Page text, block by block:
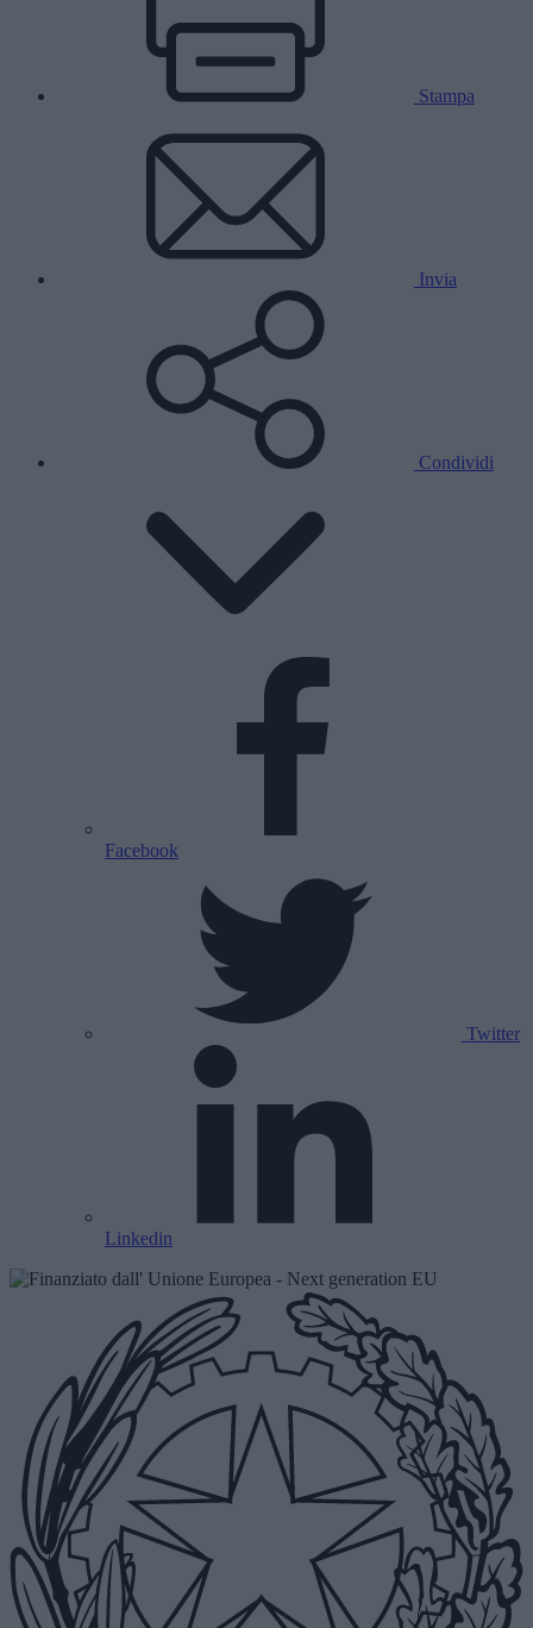
Stampa
Invia
Condividi
Facebook
Twitter
Linkedin